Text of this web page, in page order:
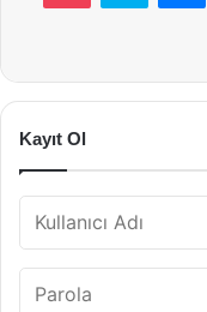
Kayıt Ol